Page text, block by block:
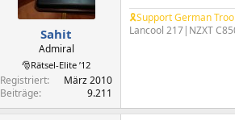
e
n
Sahit
Admiral
🎅Rätsel-Elite ’12
Registriert
März 2010
Beiträge
9.211
🎗Support German
Lancool 217|NZXT